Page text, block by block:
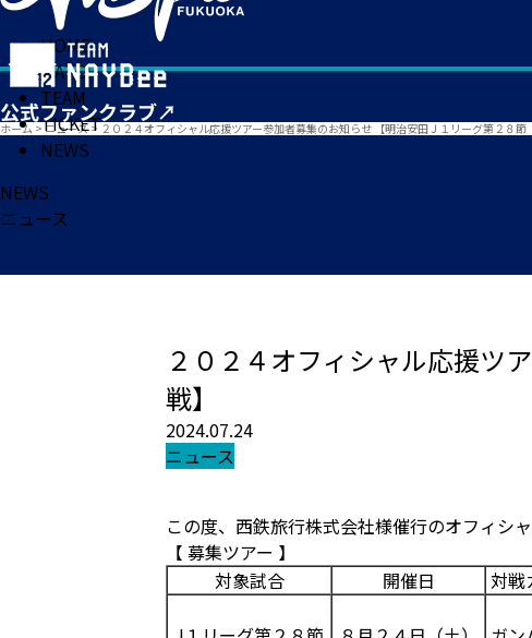
HOME
MATCH
TEAM
TICKET
NEWS
ホーム > ニュース> ２０２４オフィシャル応援ツアー参加者募集のお知らせ 【明治安田Ｊ１リーグ第２８節
NEWS
ニュース
２０２４オフィシャル応援ツ
戦】
2024.07.24
ニュース
この度、西鉄旅行株式会社様催行のオフィシ
【 募集ツアー 】
対象試合
開催日 対戦